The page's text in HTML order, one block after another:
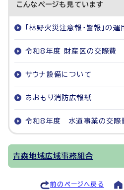
こんなページも見ています
「林野火災注意報・警報」の
令和8年度 財産区の交際費
サウナ設備について
あおもり消防広報紙
令和8年度 水道事業の交際
青森地域広域事務組合
前のページへ戻る